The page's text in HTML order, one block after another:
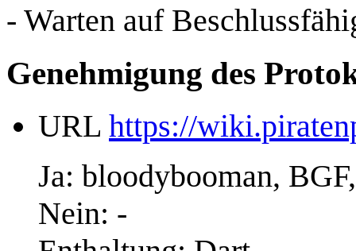
- Warten auf
Genehmigung des
URL https://
Ja: bloodybooman,
Nein: -